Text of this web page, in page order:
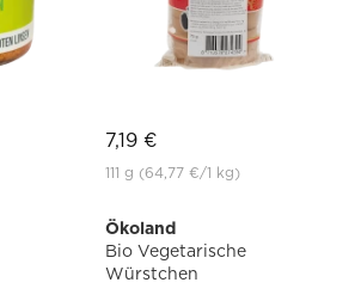
7,19 €
111 g (64,77 €/1 kg)
Ökoland
Bio Vegetarische
Würstchen